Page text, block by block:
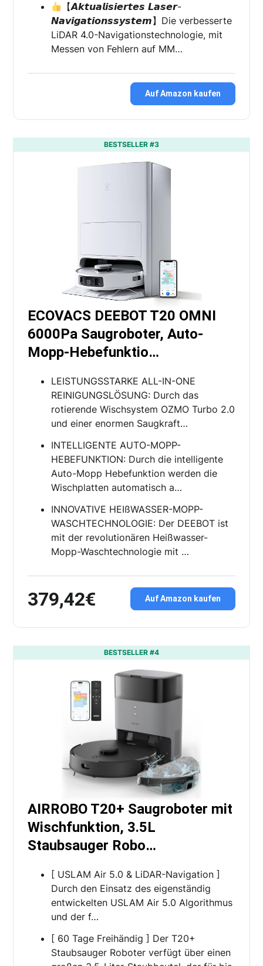
【𝘼𝙠𝙩𝙪𝙖𝙡𝙞𝙨𝙞𝙚𝙧𝙩𝙚𝙨 𝙇𝙖𝙨𝙚𝙧-
𝙉𝙖𝙫𝙞𝙜𝙖𝙩𝙞𝙤𝙣𝙨𝙨𝙮𝙨𝙩𝙚𝙢】Die verbesserte
LiDAR 4.0-Navigationstechnologie, mit
Messen von Fehlern auf MM…
Auf Amazon kaufen
BESTSELLER #3
ECOVACS DEEBOT T20 OMNI
6000Pa Saugroboter, Auto-
Mopp-Hebefunktio…
LEISTUNGSSTARKE ALL-IN-ONE
REINIGUNGSLÖSUNG: Durch das
rotierende Wischsystem OZMO Turbo 2.0
und einer enormen Saugkraft…
INTELLIGENTE AUTO-MOPP-
HEBEFUNKTION: Durch die intelligente
Auto-Mopp Hebefunktion werden die
Wischplatten automatisch a…
INNOVATIVE HEIßWASSER-MOPP-
WASCHTECHNOLOGIE: Der DEEBOT ist
mit der revolutionären Heißwasser-
Mopp-Waschtechnologie mit …
379,42€ Auf Amazon kaufen
BESTSELLER #4
AIRROBO T20+ Saugroboter mit
Wischfunktion, 3.5L
Staubsauger Robo…
[ USLAM Air 5.0 & LiDAR-Navigation ]
Durch den Einsatz des eigenständig
entwickelten USLAM Air 5.0 Algorithmus
und der f…
[ 60 Tage Freihändig ] Der T20+
Staubsauger Roboter verfügt über einen